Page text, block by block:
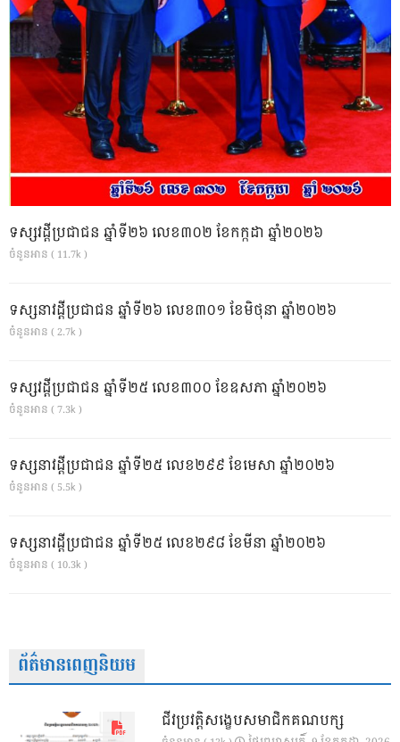
ទស្សវដ្តីប្រជាជន ឆ្នាំទី២៦ លេខ៣០២ ខែកក្កដា ឆ្នាំ២០២៦
ចំនួនអាន ( 11.7k )
ទស្សនាវដ្ដីប្រជាជន ឆ្នាំទី២៦ លេខ៣០១ ខែមិថុនា ឆ្នាំ២០២៦
ចំនួនអាន ( 2.7k )
ទស្សវដ្តីប្រជាជន ឆ្នាំទី២៥ លេខ៣០០ ខែឧសភា ឆ្នាំ២០២៦
ចំនួនអាន ( 7.3k )
ទស្សនាវដ្ដីប្រជាជន ឆ្នាំទី២៥ លេខ២៩៩ ខែមេសា ឆ្នាំ២០២៦
ចំនួនអាន ( 5.5k )
ទស្សនាវដ្ដីប្រជាជន ឆ្នាំទី២៥ លេខ២៩៨ ខែមីនា ឆ្នាំ២០២៦
ចំនួនអាន ( 10.3k )
ព័ត៌មានពេញនិយម
ជីវប្រវត្តិសង្ខេបសមាជិកគណបក្ស